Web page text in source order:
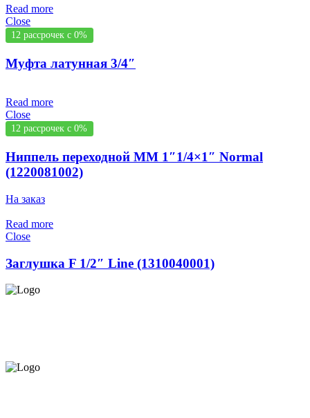
Read more
Close
12 рассрочек с 0%
Муфта латунная 3/4″
Read more
Close
12 рассрочек с 0%
Ниппель переходной MM 1″1/4×1″ Normal
(1220081002)
На заказ
Read more
Close
Заглушка F 1/2″ Line (1310040001)